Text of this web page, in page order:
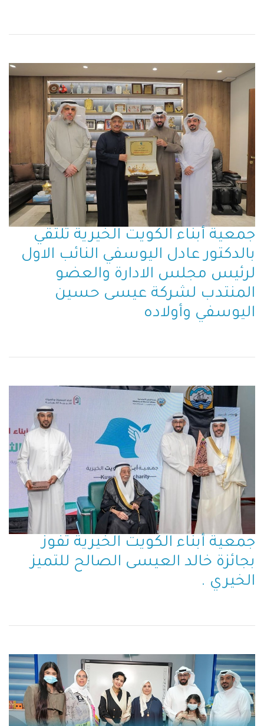
جمعية أبناء الكويت الخيرية تلتقي
بالدكتور عادل اليوسفي النائب الاول
لرئيس مجلس الادارة والعضو
المنتدب لشركة عيسى حسين
اليوسفي وأولاده
جمعية أبناء الكويت الخيرية تفوز
بجائزة خالد العيسى الصالح للتميز
الخيري .